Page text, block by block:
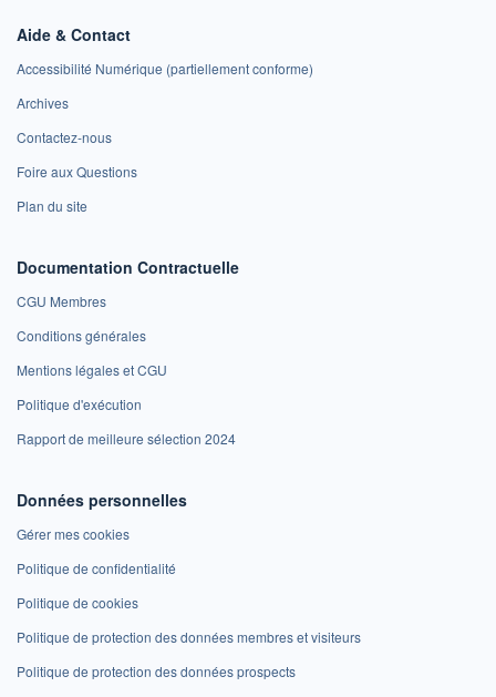
Aide & Contact
Accessibilité Numérique (partiellement conforme)
Archives
Contactez-nous
Foire aux Questions
Plan du site
Documentation Contractuelle
CGU Membres
Conditions générales
Mentions légales et CGU
Politique d'exécution
Rapport de meilleure sélection 2024
Données personnelles
Gérer mes cookies
Politique de confidentialité
Politique de cookies
Politique de protection des données membres et visiteurs
Politique de protection des données prospects